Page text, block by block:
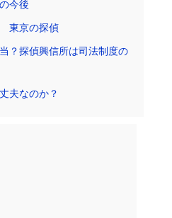
今後
東京の探偵
？探偵興信所は司法制度の
夫なのか？